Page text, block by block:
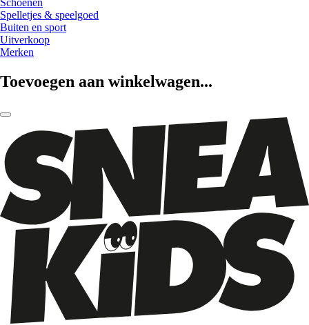
Schoenen
Spelletjes & speelgoed
Buiten en sport
Uitverkoop
Merken
Toevoegen aan winkelwagen...